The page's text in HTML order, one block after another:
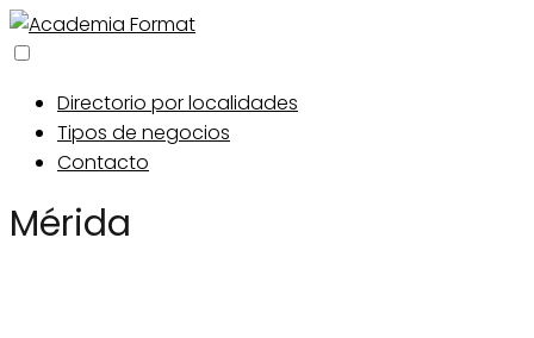
Directorio por localidades
Tipos de negocios
Contacto
Mérida